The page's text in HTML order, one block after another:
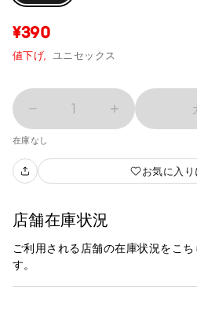
¥390
値下げ, ユニセックス
1
在庫なし
お気に入
店舗在庫状況
ご利用される店舗の在庫状況をこ
す。